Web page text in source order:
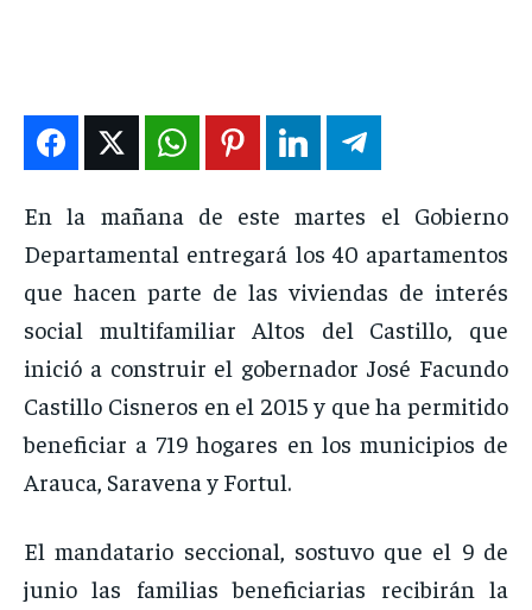
EN VIVO
INSTITUCIONAL
PUATE CON NOSOTROS
EN VIVO
INSTITUCIONAL
PUATE CON NOSOTROS
EN VIVO
INSTITUCIONAL
PUATE CON NOSOTROS
EN VIVO
INSTITUCIONAL
PUATE CON NOSOTROS
En la mañana de este martes el Gobierno
Departamental entregará los 40 apartamentos
que hacen parte de las viviendas de interés
social multifamiliar Altos del Castillo, que
inició a construir el gobernador José Facundo
Castillo Cisneros en el 2015 y que ha permitido
beneficiar a 719 hogares en los municipios de
Arauca, Saravena y Fortul.
El mandatario seccional, sostuvo que el 9 de
junio las familias beneficiarias recibirán la